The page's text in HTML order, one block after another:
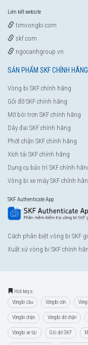
Liên kết website
timvongbi.com
skf.com
ngocanhgroup.vn
SẢN PHẨM SKF CHÍNH HÃNG
Vòng bi SKF chính hãng
Gối đỡ SKF chính hãng
Mỡ bôi trơn SKF chính hãng
Dây đai SKF chính hãng
Phớt chặn SKF chính hãng
Xích tải SKF chính hãng
Dụng cụ bảo trì SKF chính
Vòng bi xe máy SKF chính
SKF Authenticate App
Cách phân biệt vòng bi SKF
Xuất xứ vòng bi SKF chính
Hot keys:
Vòng bi cầu Vòng bi côn
Vòng bi chặn Vòng bi đỡ chặn
Vòng bi xe tải Gối đỡ SKF